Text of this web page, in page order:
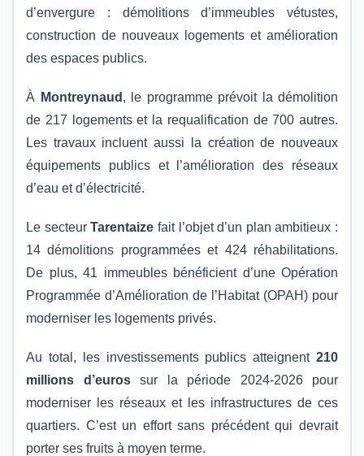
d’envergure : démolitions d’immeubles vétustes,
construction de nouveaux logements et amélioration
des espaces publics.
À Montreynaud , le programme prévoit la démolition
de 217 logements et la requalification de 700 autres.
Les travaux incluent aussi la création de nouveaux
équipements publics et l’amélioration des réseaux
d’eau et d’électricité.
Le secteurTarentaize fait l’objet d’un plan ambitieux :
14 démolitions programmées et 424 réhabilitations.
De plus, 41 immeubles bénéficient d’une Opération
Programmée d’Amélioration de l’Habitat (OPAH) pour
moderniser les logements privés.
Au total, les investissements publics atteignent 210
millions d’eurossur la période 2024-2026 pour
moderniser les réseaux et les infrastructures de ces
quartiers. C’est un effort sans précédent qui devrait
porter ses fruits à moyen terme.